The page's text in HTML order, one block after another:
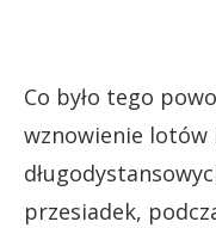
Co było tego
wznowienie lotów
przesiadek,